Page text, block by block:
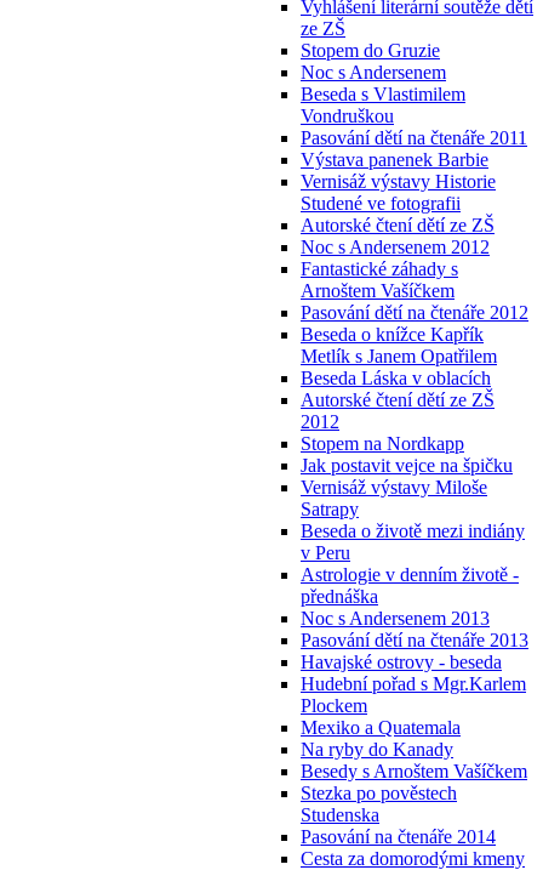
Vyhlášení literární soutěže dětí
ze ZŠ
Stopem do Gruzie
Noc s Andersenem
Beseda s Vlastimilem
Vondruškou
Pasování dětí na čtenáře 2011
Výstava panenek Barbie
Vernisáž výstavy Historie
Studené ve fotografii
Autorské čtení dětí ze ZŠ
Noc s Andersenem 2012
Fantastické záhady s
Arnoštem Vašíčkem
Pasování dětí na čtenáře 2012
Beseda o knížce Kapřík
Metlík s Janem Opatřilem
Beseda Láska v oblacích
Autorské čtení dětí ze ZŠ
2012
Stopem na Nordkapp
Jak postavit vejce na špičku
Vernisáž výstavy Miloše
Satrapy
Beseda o životě mezi indiány
v Peru
Astrologie v denním životě -
přednáška
Noc s Andersenem 2013
Pasování dětí na čtenáře 2013
Havajské ostrovy - beseda
Hudební pořad s Mgr.Karlem
Plockem
Mexiko a Quatemala
Na ryby do Kanady
Besedy s Arnoštem Vašíčkem
Stezka po pověstech
Studenska
Pasování na čtenáře 2014
Cesta za domorodými kmeny